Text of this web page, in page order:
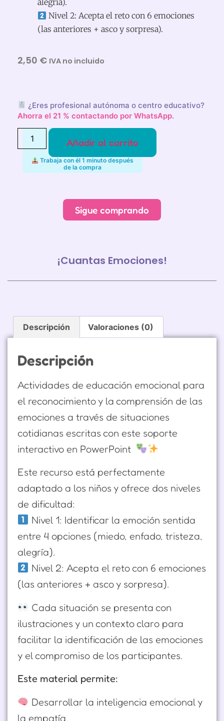
alegría).
Nivel 2: Acepta el reto con 6 emociones
(las anteriores + asco y sorpresa).
2,50 € IVA no incluido
¿Eres profesional autónoma o centro educativo?
Ahorra el 21 % contactando por WhatsApp.
Añadir al carrito
Trabaja con él 1 minuto después
de la compra
Sigue comprando
¡Cuantas Emociones!
Descripción Valoraciones (0)
Descripción
Actividades de educación emocional para
el reconocimiento y la comprensión de las
emociones a través de situaciones
cotidianas escritas con este soporte
interactivo en PowerPoint
Este recurso está perfectamente
adaptado a los niños y ofrece dos niveles
de dificultad:
Nivel 1: Identificar la emoción sentida
entre 4 opciones (miedo, enfado, tristeza,
alegría).
Nivel 2: Acepta el reto con 6 emociones
(las anteriores + asco y sorpresa).
Cada situación se presenta con
ilustraciones y un contexto claro para
facilitar la identificación de las emociones
y el compromiso de los participantes.
Este material permite:
Desarrollar la inteligencia emocional y
la empatía.